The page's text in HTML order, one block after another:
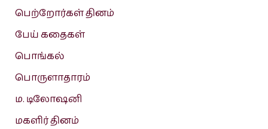
பெற்றோர்கள் தினம்
பேய் கதைகள்
பொங்கல்
பொருளாதாரம்
ம. டிலோஷனி
மகளிர் தினம்